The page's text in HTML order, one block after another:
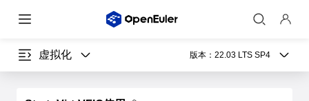
虚拟化 版本： 22.03 LTS SP4